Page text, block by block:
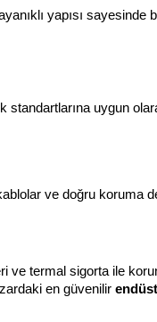
yapısı sayesinde
uygun
ve doğru koruma
ve termal sigorta ile
en güvenilir